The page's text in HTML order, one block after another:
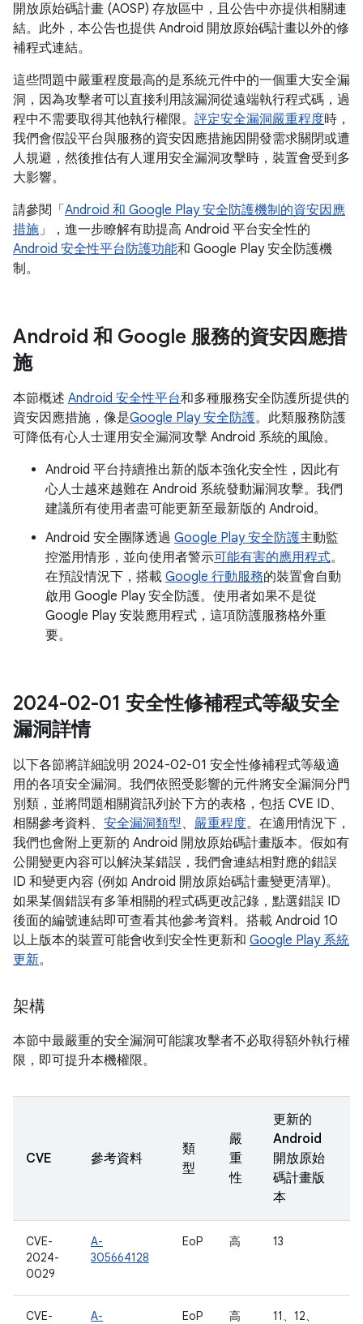
開放原始碼計畫 (AOSP) 存放區中，且公告中亦提供相關連
結。此外，本公告也提供 Android 開放原始碼計畫以外的修
補程式連結。
這些問題中嚴重程度最高的是系統元件中的一個重大安全漏
洞，因為攻擊者可以直接利用該漏洞從遠端執行程式碼，過
程中不需要取得其他執行權限。 評定安全漏洞嚴重程度時，
我們會假設平台與服務的資安因應措施因開發需求關閉或遭
人規避，然後推估有人運用安全漏洞攻擊時，裝置會受到多
大影響。
請參閱「 Android 和 Google Play 安全防護機制的資安因應
措施」，進一步瞭解有助提高 Android 平台安全性的
Android 安全性平台防護功能和 Google Play 安全防護機
制。
Android 和 Google 服務的資安因應措
施
本節概述 Android 安全性平台和多種服務安全防護所提供的
資安因應措施，像是Google Play 安全防護。此類服務防護
可降低有心人士運用安全漏洞攻擊 Android 系統的風險。
Android 平台持續推出新的版本強化安全性，因此有
心人士越來越難在 Android 系統發動漏洞攻擊。我們
建議所有使用者盡可能更新至最新版的 Android。
Android 安全團隊透過 Google Play 安全防護主動監
控濫用情形，並向使用者警示可能有害的應用程式。
在預設情況下，搭載 Google 行動服務的裝置會自動
啟用 Google Play 安全防護。使用者如果不是從
Google Play 安裝應用程式，這項防護服務格外重
要。
2024-02-01 安全性修補程式等級安全
漏洞詳情
以下各節將詳細說明 2024-02-01 安全性修補程式等級適
用的各項安全漏洞。我們依照受影響的元件將安全漏洞分門
別類，並將問題相關資訊列於下方的表格，包括 CVE ID、
相關參考資料、 安全漏洞類型、 嚴重程度。在適用情況下，
我們也會附上更新的 Android 開放原始碼計畫版本。假如有
公開變更內容可以解決某錯誤，我們會連結相對應的錯誤
ID 和變更內容 (例如 Android 開放原始碼計畫變更清單)。
如果某個錯誤有多筆相關的程式碼更改記錄，點選錯誤 ID
後面的編號連結即可查看其他參考資料。搭載 Android 10
以上版本的裝置可能會收到安全性更新和 Google Play 系統
更新。
架構
本節中最嚴重的安全漏洞可能讓攻擊者不必取得額外執行權
限，即可提升本機權限。
CVE 參考資料
類
型
嚴
重
性
更新的
Android
開放原始
碼計畫版
本
CVE-
2024-
0029
A-
305664128
EoP 高 13
CVE- A- EoP 高 11、12、